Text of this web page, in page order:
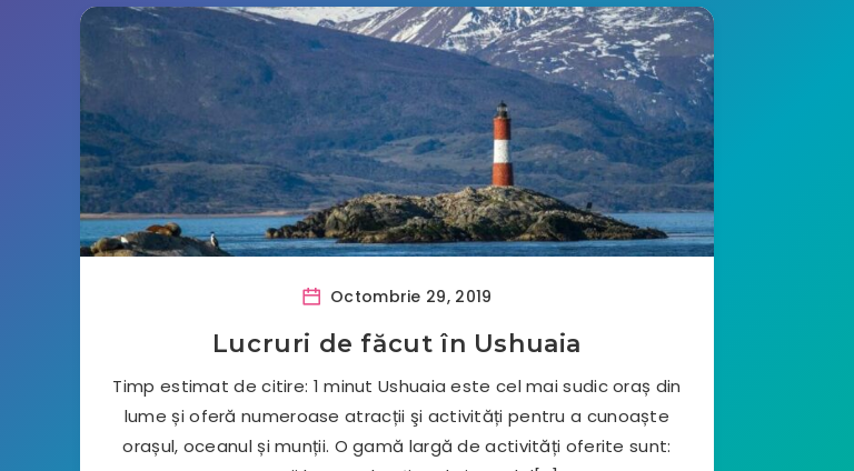
Octombrie 29, 2019
Lucruri de făcut în Ushuaia
Timp estimat de citire: 1 minut Ushuaia este cel mai sudic oraș din
lume și oferă numeroase atracții şi activități pentru a cunoaște
orașul, oceanul și munții. O gamă largă de activități oferite sunt: